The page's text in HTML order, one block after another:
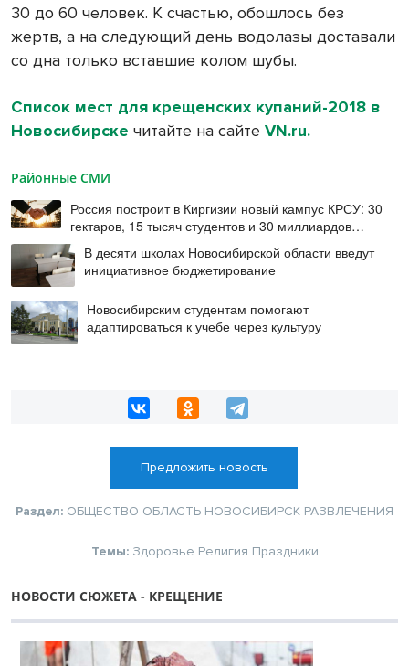
30 до 60 человек. К счастью, обошлось без
жертв, а на следующий день водолазы доставали
со дна только вставшие колом шубы.
Список мест для крещенских купаний-2018 в
Новосибирске читайте на сайте VN.ru.
Районные СМИ
Россия построит в Киргизии новый кампус КРСУ: 30
гектаров, 15 тысяч студентов и 30 миллиардов
рублей
В десяти школах Новосибирской области введут
инициативное бюджетирование
Новосибирским студентам помогают
адаптироваться к учебе через культуру
Предложить новость
Раздел: ОБЩЕСТВО ОБЛАСТЬ НОВОСИБИРСК РАЗВЛЕЧЕНИЯ
Темы: Здоровье Религия Праздники
НОВОСТИ СЮЖЕТА - КРЕЩЕНИЕ